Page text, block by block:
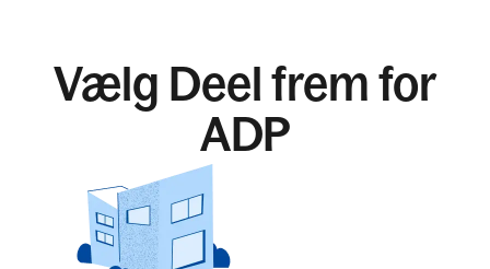
Vælg Deel frem for
ADP